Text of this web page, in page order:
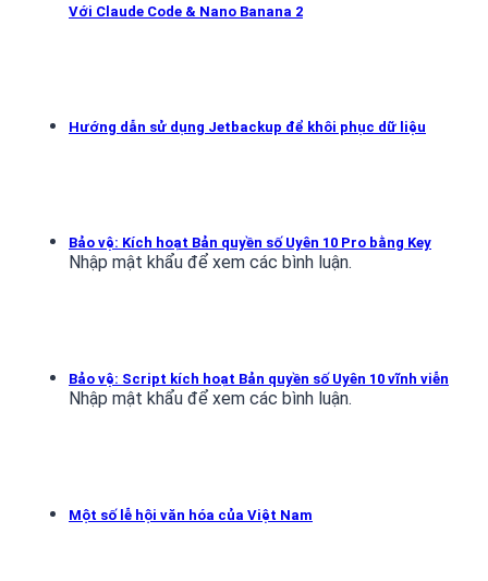
Với Claude Code & Nano Banana 2
Hướng dẫn sử dụng Jetbackup để khôi phục dữ liệu
Bảo vệ: Kích hoạt Bản quyền số Uyên 10 Pro bằng Key
Nhập mật khẩu để xem các bình luận.
Bảo vệ: Script kích hoạt Bản quyền số Uyên 10 vĩnh viễn
Nhập mật khẩu để xem các bình luận.
Một số lễ hội văn hóa của Việt Nam